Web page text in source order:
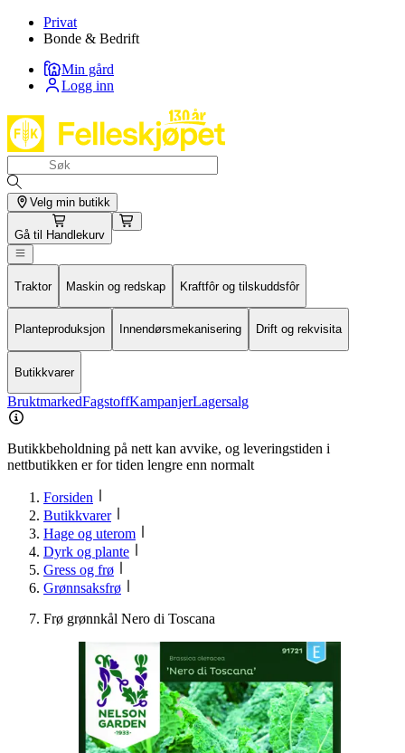
Privat
Bonde & Bedrift
Min gård
Logg inn
Velg min butikk
Gå til Handlekurv
Traktor Maskin og redskap Kraftfôr og tilskuddsfôr
Planteproduksjon Innendørsmekanisering Drift og rekvisita
Butikkvarer
BruktmarkedFagstoffKampanjerLagersalg
Butikkbeholdning på nett kan avvike, og leveringstiden i
nettbutikken er for tiden lengre enn normalt
Forsiden
Butikkvarer
Hage og uterom
Dyrk og plante
Gress og frø
Grønnsaksfrø
Frø grønnkål Nero di Toscana